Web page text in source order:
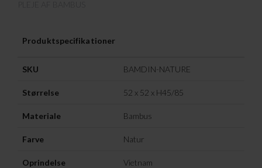
Produktspecifikationer
SKU BAMDIN-NATURE
Størrelse 52 x 52 x H45/85
Materiale Bambus
Farve Natur
Oprindelse Vietnam